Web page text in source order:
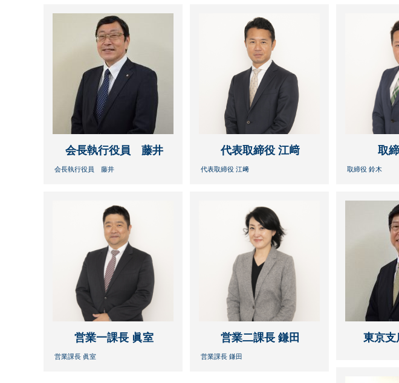
会長執行役員 藤井
会長執行役員 藤井
代表取締役 江﨑
代表取締役 江﨑
取
取締役 鈴木
営業一課長 眞室
営業課長 眞室
営業二課長 鎌田
営業課長 鎌田
東京